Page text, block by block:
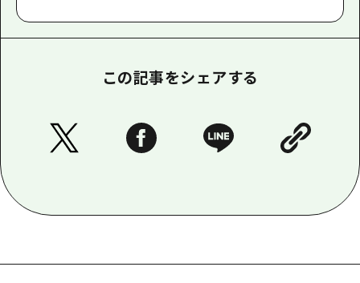
この記事をシェアする